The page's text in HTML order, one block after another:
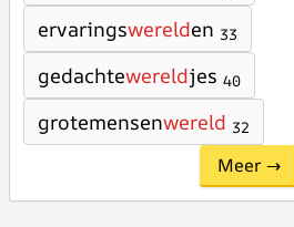
ervaringswerelden 33
gedachtewereldjes 40
grotemensenwereld 32
Meer →